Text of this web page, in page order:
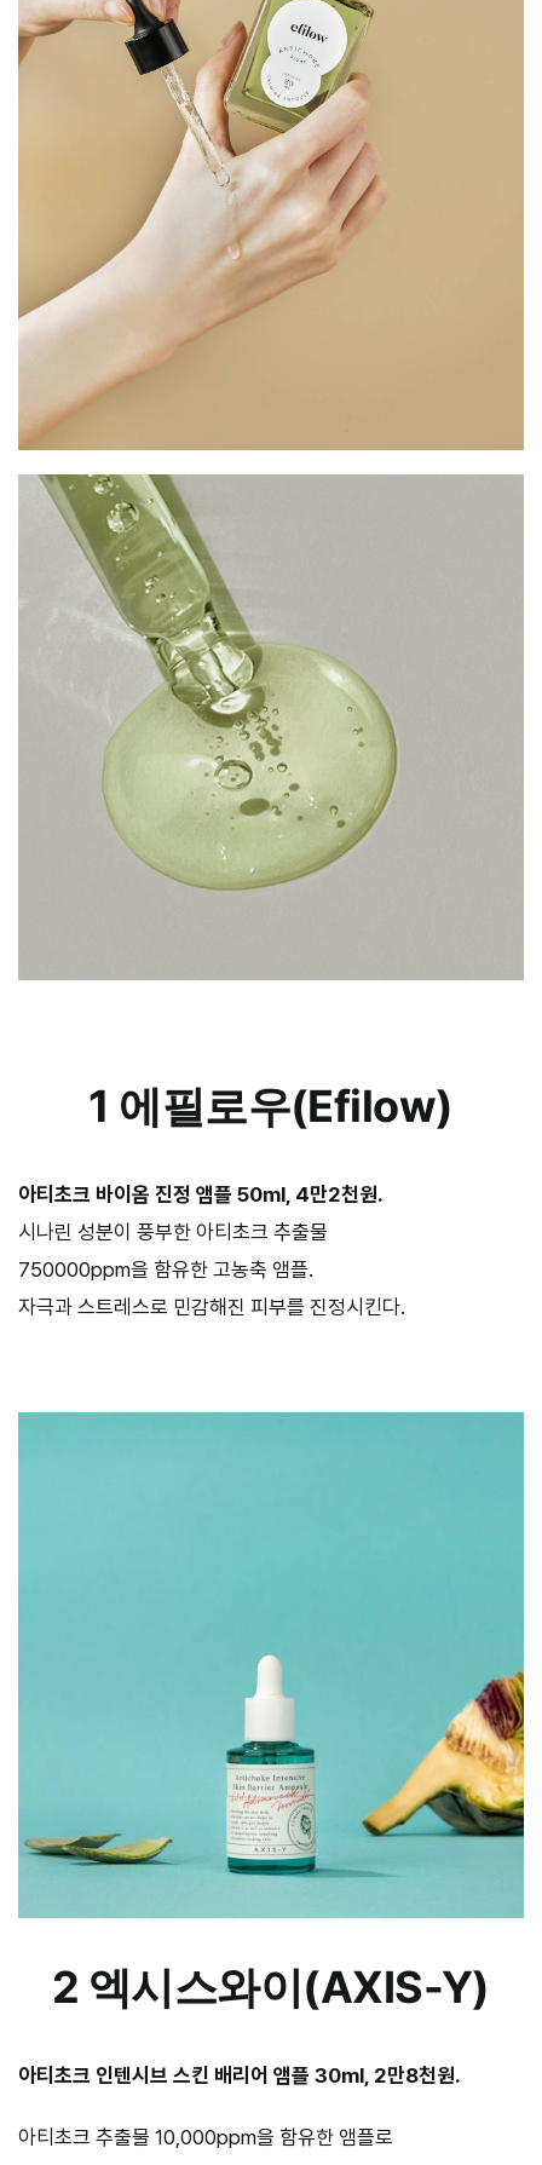
1 에필로우(Efilow)
아티초크 바이옴 진정 앰플 50ml, 4만2천원.
시나린 성분이 풍부한 아티초크 추출물
750000ppm을 함유한 고농축 앰플.
자극과 스트레스로 민감해진 피부를 진정시킨다.
2 엑시스와이(AXIS-Y)
아티초크 인텐시브 스킨 배리어 앰플 30ml, 2만8천원.
아티초크 추출물 10,000ppm을 함유한 앰플로